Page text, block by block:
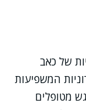
של כאב
המשפיעות
מטופלים